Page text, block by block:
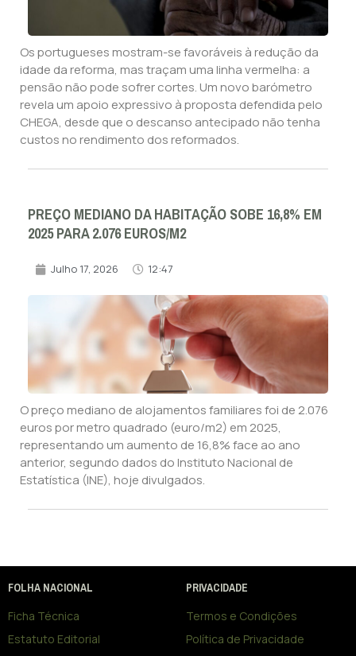
Os portugueses mostram-se favoráveis à redução da
idade da reforma, mas traçam uma linha vermelha: a
pensão não pode sofrer cortes. Um novo barómetro
revela um apoio expressivo à proposta defendida pelo
CHEGA, desde que o descanso antecipado não tenha
custos no rendimento dos reformados.
PREÇO MEDIANO DA HABITAÇÃO SOBE 16,8% EM
2025 PARA 2.076 EUROS/M2
Julho 17, 2026 12:47
O preço mediano de alojamentos familiares foi de 2.076
euros por metro quadrado (euro/m2) em 2025,
representando um aumento de 16,8% face ao ano
anterior, segundo dados do Instituto Nacional de
Estatística (INE), hoje divulgados.
FOLHA NACIONAL
Ficha Técnica
Estatuto Editorial
PRIVACIDADE
Termos e Condições
Política de Privacidade